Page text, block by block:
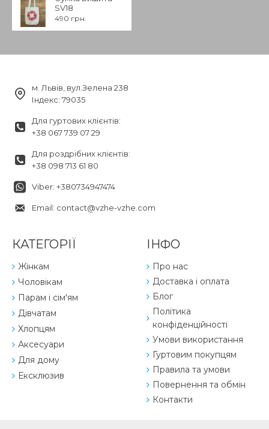
SV18
490 грн.
м. Львів, вул.Зелена 238
Індекс: 79035
Для гуртових клієнтів:
+38 067 739 07 29
Для роздрібних клієнтів:
+38 098 713 61 80
Viber: +380734947474
Email: contact@vzhe-vzhe.com
КАТЕГОРІЇ
Жінкам
Чоловікам
Парам і сім'ям
Дівчатам
Хлопцям
Аксесуари
Для дому
Ексклюзив
ІНФО
Про нас
Доставка і оплата
Блог
Політика
конфіденційності
Умови використання
Гуртовим покупцям
Правила та умови
Повернення та обмін
Контакти